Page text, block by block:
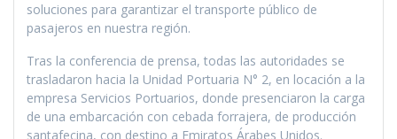
soluciones para garantizar el transporte público de
pasajeros en nuestra región.
Tras la conferencia de prensa, todas las autoridades se
trasladaron hacia la Unidad Portuaria N° 2, en locación a la
empresa Servicios Portuarios, donde presenciaron la carga
de una embarcación con cebada forrajera, de producción
santafecina, con destino a Emiratos Árabes Unidos.